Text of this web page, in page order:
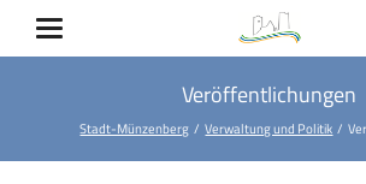
Veröffentlichungen
Stadt-Münzenberg Verwaltung und Politik